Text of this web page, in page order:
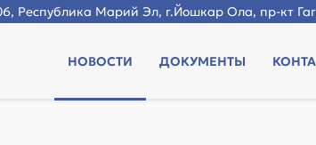
Республика Марий Эл, г.Йошкар Ола, пр-кт
НОВОСТИ ДОКУМЕНТЫ